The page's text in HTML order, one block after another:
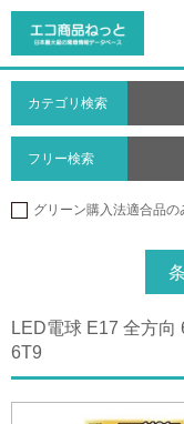
カテゴリ検索
フリー検索
グリーン購入法適合品の
LED電球 E17 全方
6T9